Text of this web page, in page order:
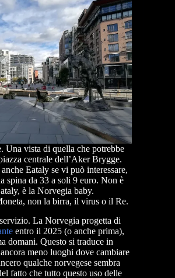
Una vista di quella che potrebbe
centrale dell’Aker Brygge.
Eataly se vi può interessare,
spina da 33 a soli 9 euro. Non è
è la Norvegia baby.
non la birra, il virus o il Re.
La Norvegia progetta di
entro il 2025 (o anche prima),
domani. Questo si traduce in
meno luoghi dove cambiare
qualche norvegese sembra
fatto che tutto questo uso delle